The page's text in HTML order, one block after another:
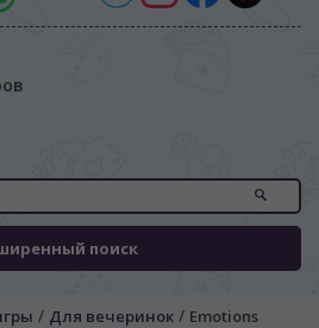
поиск
/ Для вечеринок / Emotions